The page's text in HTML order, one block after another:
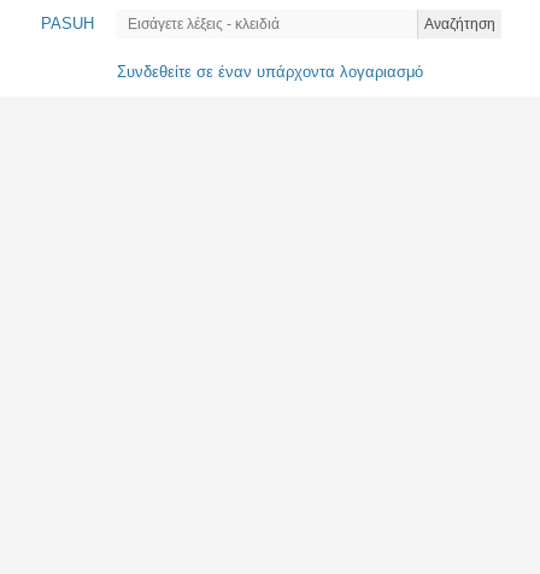
PASUH Αναζήτηση
Συνδεθείτε σε έναν υπάρχοντα λογαριασμό